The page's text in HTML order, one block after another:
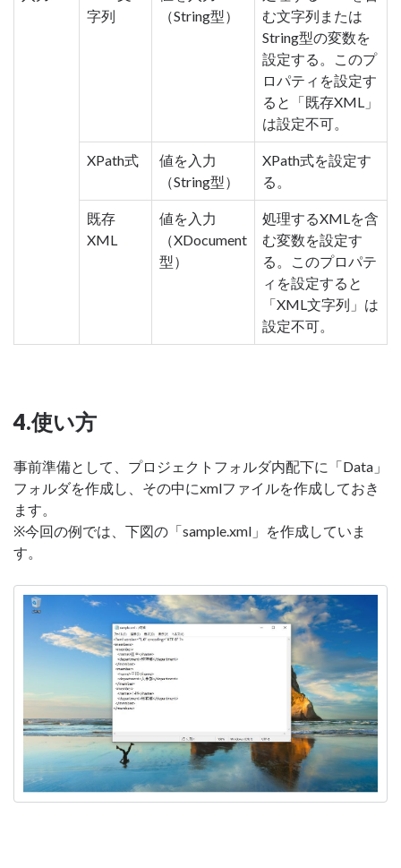
字列
（String型）
む文字列または
String型の変数を
設定する。このプ
ロパティを設定す
ると「既存XML」
は設定不可。
XPath式
値を入力
（String型）
XPath式を設定す
る。
既存
XML
値を入力
（XDocument
型）
処理するXMLを含
む変数を設定す
る。このプロパテ
ィを設定すると
「XML文字列」は
設定不可。
4.使い方
事前準備として、プロジェクトフォルダ内配下に「Data」
フォルダを作成し、その中にxmlファイルを作成しておき
ます。
※今回の例では、下図の「sample.xml」を作成していま
す。